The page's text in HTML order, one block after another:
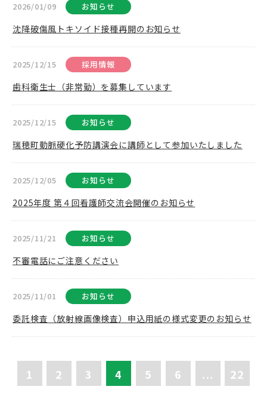
2026/01/09 お知らせ
沈降破傷風トキソイド接種再開のお知らせ
2025/12/15 採用情報
歯科衛生士（非常勤）を募集しています
2025/12/15 お知らせ
瑞穂町動脈硬化予防講演会に講師として参加いたしました
2025/12/05 お知らせ
2025年度 第４回看護師交流会開催のお知らせ
2025/11/21 お知らせ
不審電話にご注意ください
2025/11/01 お知らせ
委託検査（放射線画像検査）申込用紙の様式変更のお知らせ
1 2 3 4 5 6 ... 22